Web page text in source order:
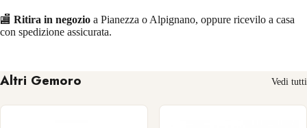
🏬 Ritira in negozio a Pianezza o Alpignano, oppure ricevilo a casa
con spedizione assicurata.
Altri Gemoro Vedi tutti